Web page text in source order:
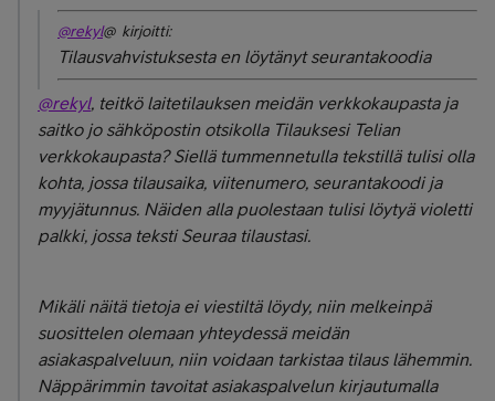
@rekyl@ kirjoitti:
Tilausvahvistuksesta en löytänyt seurantakoodia
@rekyl, teitkö laitetilauksen meidän verkkokaupasta ja
saitko jo sähköpostin otsikolla Tilauksesi Telian
verkkokaupasta? Siellä tummennetulla tekstillä tulisi olla
kohta, jossa tilausaika, viitenumero, seurantakoodi ja
myyjätunnus. Näiden alla puolestaan tulisi löytyä violetti
palkki, jossa teksti Seuraa tilaustasi.
Mikäli näitä tietoja ei viestiltä löydy, niin melkeinpä
suosittelen olemaan yhteydessä meidän
asiakaspalveluun, niin voidaan tarkistaa tilaus lähemmin.
Näppärimmin tavoitat asiakaspalvelun kirjautumalla